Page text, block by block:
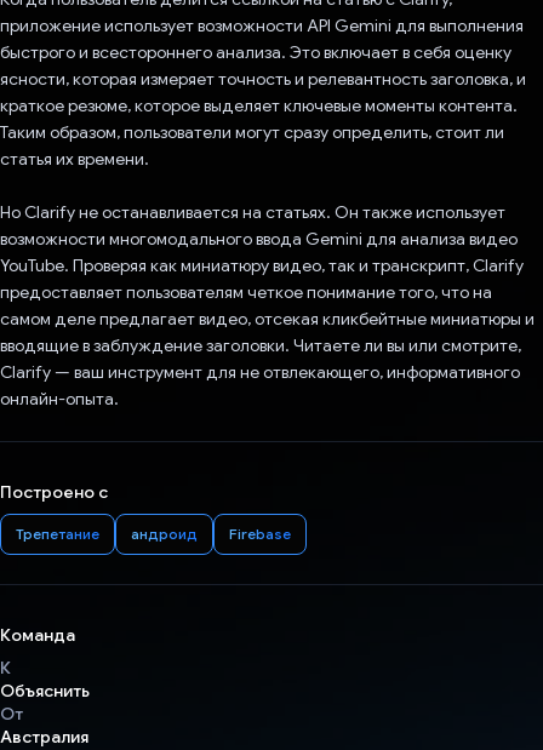
приложение использует возможности API Gemini для выполнения
быстрого и всестороннего анализа. Это включает в себя оценку
ясности, которая измеряет точность и релевантность заголовка, и
краткое резюме, которое выделяет ключевые моменты контента.
Таким образом, пользователи могут сразу определить, стоит ли
статья их времени.
Но Clarify не останавливается на статьях. Он также использует
возможности многомодального ввода Gemini для анализа видео
YouTube. Проверяя как миниатюру видео, так и транскрипт, Clarify
предоставляет пользователям четкое понимание того, что на
самом деле предлагает видео, отсекая кликбейтные миниатюры и
вводящие в заблуждение заголовки. Читаете ли вы или смотрите,
Clarify — ваш инструмент для не отвлекающего, информативного
онлайн-опыта.
Построено с
Трепетание андроид Firebase
Команда
К
Объяснить
От
Австралия